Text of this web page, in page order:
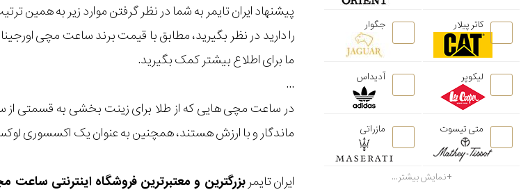
پیشنهاد ایران تایمر به شما در نظر گرفتن موارد زیر به
را دارید در نظر بگیرید، مطابق با قیمت برند ساعت مچی
ما برای اطلاع بیشتر کمک بگیرید.
...
در ساعت مچی هایی که از طلا برای زینت بخشی به قسمتی از
ماندگار و با ارزش هستند، همچنین به عنوان یک اکسسوری
ایران تایمربزرگترین و معتبرترین فروشگاه اینترنتی ساعت
کاتر پیلار جگوار
لیکوپر آدیداس
متی تیسوت مازراتی
نمایش بیشتر...